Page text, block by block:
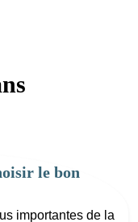
le bon
importantes de la